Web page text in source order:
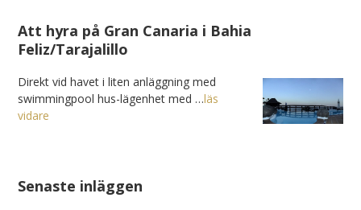
Att hyra på Gran Canaria i Bahia
Feliz/Tarajalillo
Direkt vid havet i liten anläggning med
swimmingpool hus-lägenhet med …läs
vidare
Senaste inläggen